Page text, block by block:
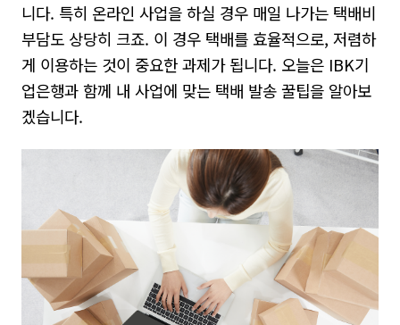
니다. 특히 온라인 사업을 하실 경우 매일 나가는 택배비
부담도 상당히 크죠. 이 경우 택배를 효율적으로, 저렴하
게 이용하는 것이 중요한 과제가 됩니다. 오늘은 IBK기
업은행과 함께 내 사업에 맞는 택배 발송 꿀팁을 알아보
겠습니다.